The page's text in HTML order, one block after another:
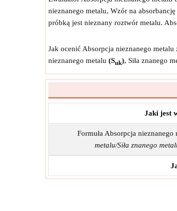
nieznanego metalu, Wzór na
próbką jest nieznany roztwór metalu.
Jak ocenić Absorpcja nieznanego
nieznanego metalu (Suk), Siła znanego
Jaki jest
Formuła Absorpcja
metalu/Siła znanego